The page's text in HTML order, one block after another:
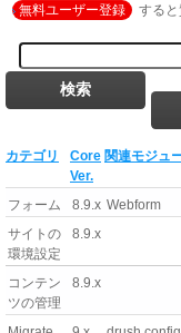
無料ユーザー登録 すると
カテゴリ
Core
Ver.
関連モジュ
フォーム 8.9.x Webform
サイトの
環境設定
8.9.x
コンテン
ツの管理
8.9.x